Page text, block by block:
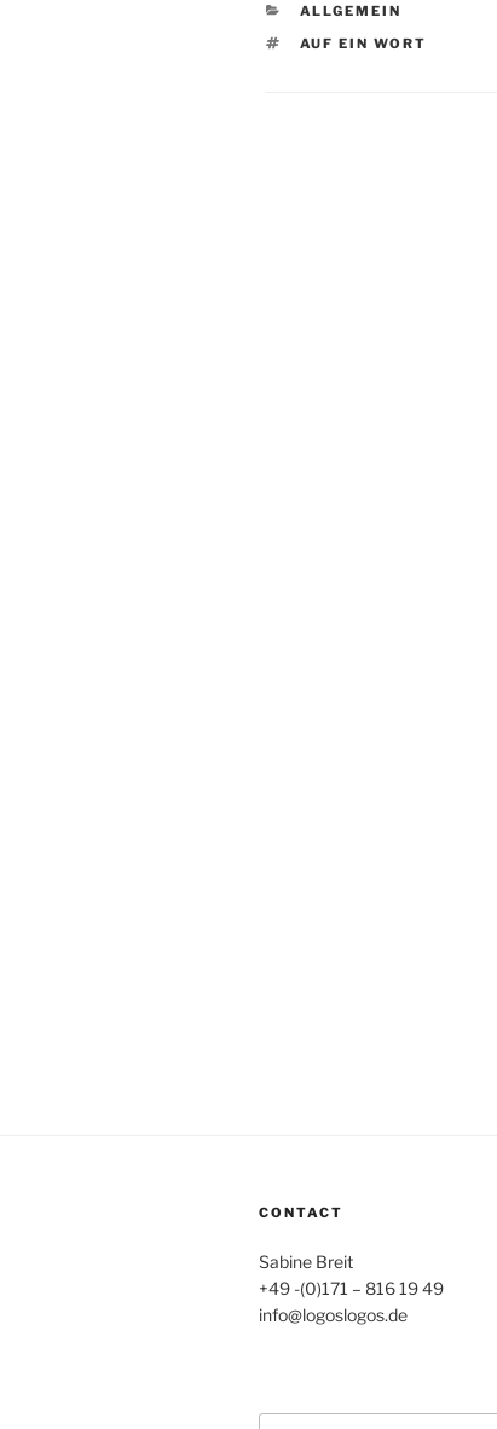
KATEGORIEN
ALLGEMEIN
SCHLAGWÖRTER
AUF EIN WORT
CONTACT
Sabine Breit
+49 -(0)171 – 816 19 49
info@logoslogos.de